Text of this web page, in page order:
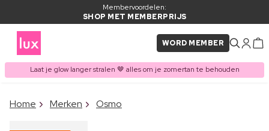
Membervoordelen:
SHOP MET MEMBERPRIJS
WORD MEMBER
Laat je glow langer stralen 🤎 alles om je zomertan te behouden
ITEM TOEGEVOEGD AAN
Home Merken Osmo